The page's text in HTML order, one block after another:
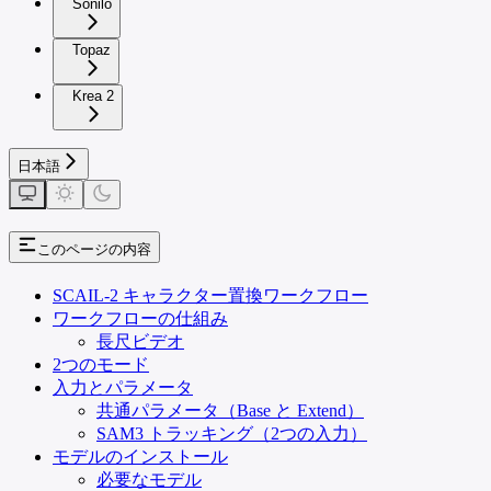
Sonilo
Topaz
Krea 2
日本語
このページの内容
SCAIL-2 キャラクター置換ワークフロー
ワークフローの仕組み
長尺ビデオ
2つのモード
入力とパラメータ
共通パラメータ（Base と Extend）
SAM3 トラッキング（2つの入力）
モデルのインストール
必要なモデル